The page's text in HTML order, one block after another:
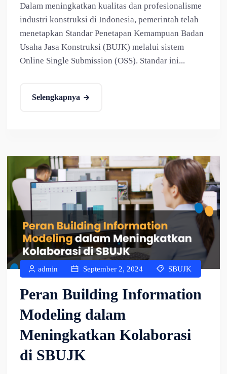
Dalam meningkatkan kualitas dan profesionalisme
industri konstruksi di Indonesia, pemerintah telah
menetapkan Standar Penetapan Kemampuan Badan
Usaha Jasa Konstruksi (BUJK) melalui sistem
Online Single Submission (OSS). Standar ini...
Selengkapnya
admin September 2, 2024 SBUJK
Peran Building Information
Modeling dalam
Meningkatkan Kolaborasi
di SBUJK